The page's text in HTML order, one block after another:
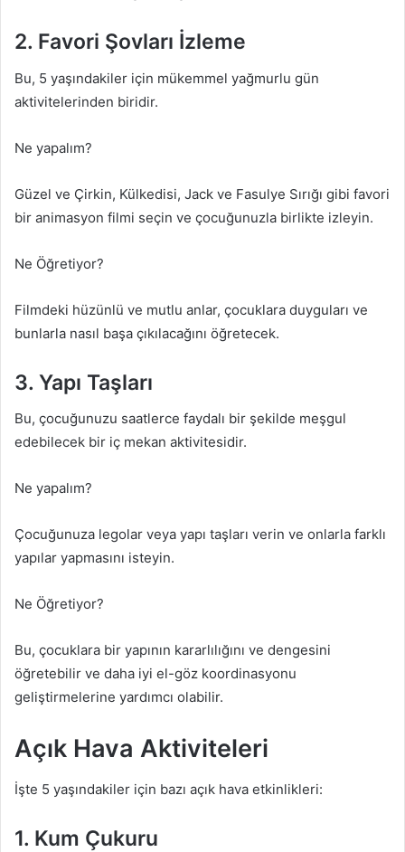
2. Favori Şovları İzleme
Bu, 5 yaşındakiler için mükemmel yağmurlu gün
aktivitelerinden biridir.
Ne yapalım?
Güzel ve Çirkin, Külkedisi, Jack ve Fasulye Sırığı gibi favori
bir animasyon filmi seçin ve çocuğunuzla birlikte izleyin.
Ne Öğretiyor?
Filmdeki hüzünlü ve mutlu anlar, çocuklara duyguları ve
bunlarla nasıl başa çıkılacağını öğretecek.
3. Yapı Taşları
Bu, çocuğunuzu saatlerce faydalı bir şekilde meşgul
edebilecek bir iç mekan aktivitesidir.
Ne yapalım?
Çocuğunuza legolar veya yapı taşları verin ve onlarla farklı
yapılar yapmasını isteyin.
Ne Öğretiyor?
Bu, çocuklara bir yapının kararlılığını ve dengesini
öğretebilir ve daha iyi el-göz koordinasyonu
geliştirmelerine yardımcı olabilir.
Açık Hava Aktiviteleri
İşte 5 yaşındakiler için bazı açık hava etkinlikleri:
1. Kum Çukuru